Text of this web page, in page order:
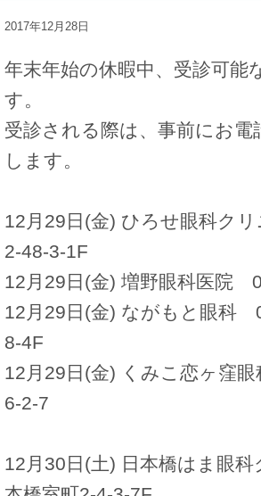
2017年12月28日
年末年始の休暇中、受診可
す。
受診される際は、事前にお
します。
12月29日(金) ひろせ眼科ク
2-48-3-1F
12月29日(金) 増野眼科医院
12月29日(金) ながもと眼科
8-4F
12月29日(金) くみこ恋ヶ窪
6-2-7
12月30日(土) 日本橋はま眼